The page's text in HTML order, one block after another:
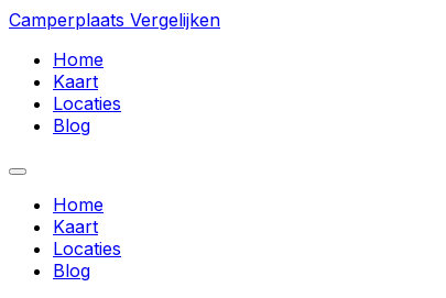
Camperplaats Vergelijken
Home
Kaart
Locaties
Blog
Home
Kaart
Locaties
Blog